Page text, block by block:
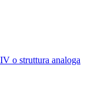
o struttura analoga